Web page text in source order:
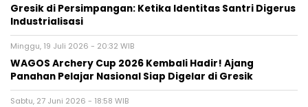
Gresik di Persimpangan: Ketika Identitas Santri Digerus
Industrialisasi
Minggu, 19 Juli 2026 - 20:32 WIB
WAGOS Archery Cup 2026 Kembali Hadir! Ajang
Panahan Pelajar Nasional Siap Digelar di Gresik
Sabtu, 27 Juni 2026 - 18:58 WIB